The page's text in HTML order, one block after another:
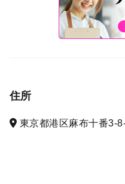
住所
東京都港区麻布十番3-